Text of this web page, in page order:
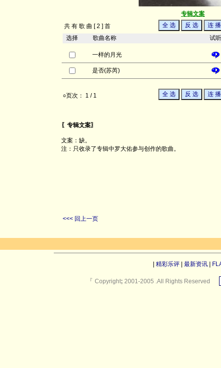
专辑文案
共 有 歌 曲 [ 2 ] 首
选择
歌曲名称 试听
一样的月光
是否(苏芮)
○页次： 1 / 1
〖专辑文案〗
文案：缺。
注：只收录了专辑中罗大佑参与创作的歌曲。
<<< 回上一页
精彩乐评| 最新资讯|
『 Copyright; 2001-2005 .All Rights Reserved